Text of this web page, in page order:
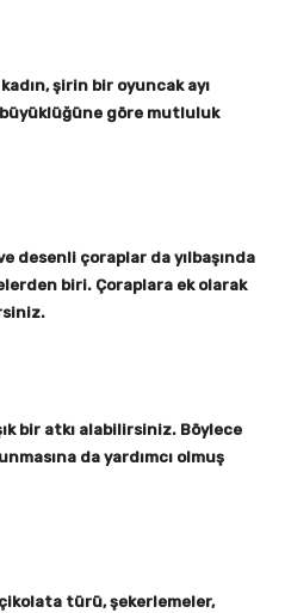
kadın, şirin bir oyuncak ayı
büyüklüğüne göre mutluluk
desenli çoraplar da yılbaşında
biri. Çoraplara ek olarak
bir atkı alabilirsiniz. Böylece
da yardımcı olmuş
çikolata türü, şekerlemeler,